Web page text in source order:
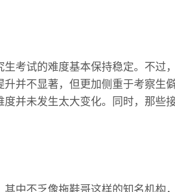
考试的难度基本保持稳定。不过
并不显著，但更加侧重于考察生
并未发生太大变化。同时，那些
中不乏像拖鞋哥这样的知名机构